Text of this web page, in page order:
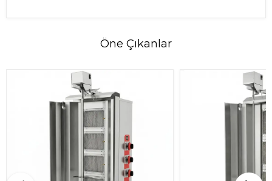
Öne Çıkanlar